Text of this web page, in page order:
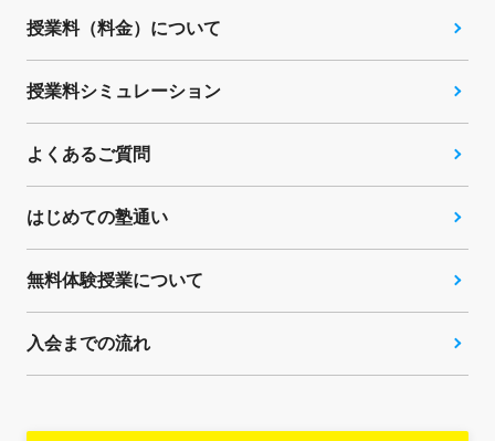
授業料（料金）について
授業料シミュレーション
よくあるご質問
はじめての塾通い
無料体験授業について
入会までの流れ